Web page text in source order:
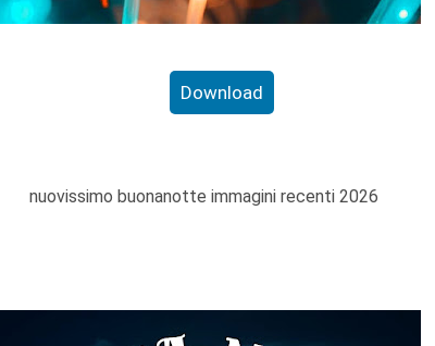
Download
nuovissimo buonanotte immagini recenti 2026